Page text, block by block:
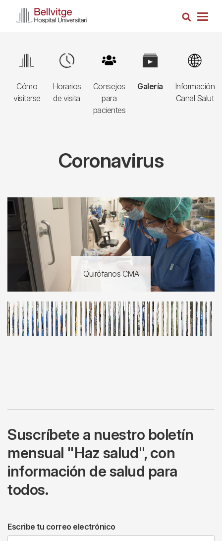
Busca
Menú
CORONAVIRUS
Cómo
visitarse
Image
Horarios
de visita
Image
Consejos
para
pacientes
Image
Galería
Image
Información
Canal Salut
Image
Coronavirus
Quirófanos CMA
Suscríbete a nuestro boletín
mensual "Haz salud", con
información de salud para
todos.
Escribe tu correo electrónico